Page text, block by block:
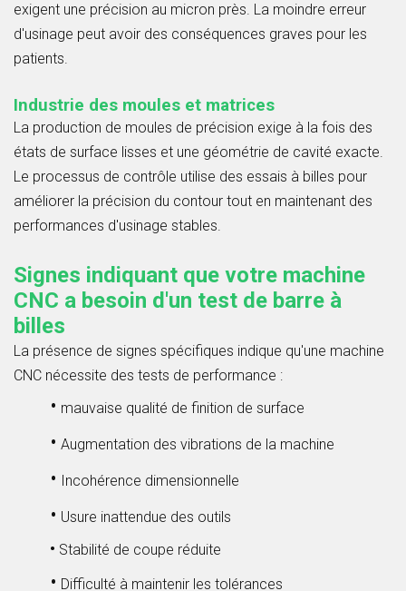
exigent une précision au micron près. La moindre erreur
d'usinage peut avoir des conséquences graves pour les
patients.
Industrie des moules et matrices
La production de moules de précision exige à la fois des
états de surface lisses et une géométrie de cavité exacte.
Le processus de contrôle utilise des essais à billes pour
améliorer la précision du contour tout en maintenant des
performances d'usinage stables.
Signes indiquant que votre machine
CNC a besoin d'un test de barre à
billes
La présence de signes spécifiques indique qu'une machine
CNC nécessite des tests de performance :
• mauvaise qualité de finition de surface
• Augmentation des vibrations de la machine
• Incohérence dimensionnelle
• Usure inattendue des outils
• Stabilité de coupe réduite
• Difficulté à maintenir les tolérances